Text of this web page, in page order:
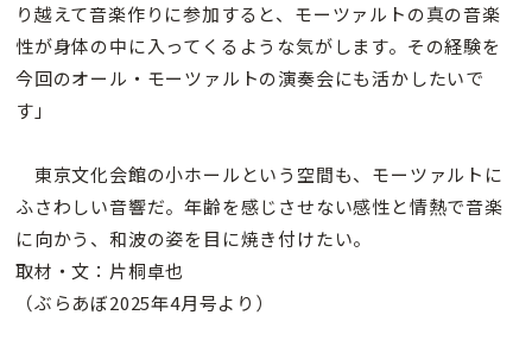
り越えて音楽作りに参加すると、モーツァルトの真の音楽
性が身体の中に入ってくるような気がします。その経験を
今回のオール・モーツァルトの演奏会にも活かしたいで
す」
東京文化会館の小ホールという空間も、モーツァルトに
ふさわしい音響だ。年齢を感じさせない感性と情熱で音楽
に向かう、和波の姿を目に焼き付けたい。
取材・文：片桐卓也
（ぶらあぼ2025年4月号より）